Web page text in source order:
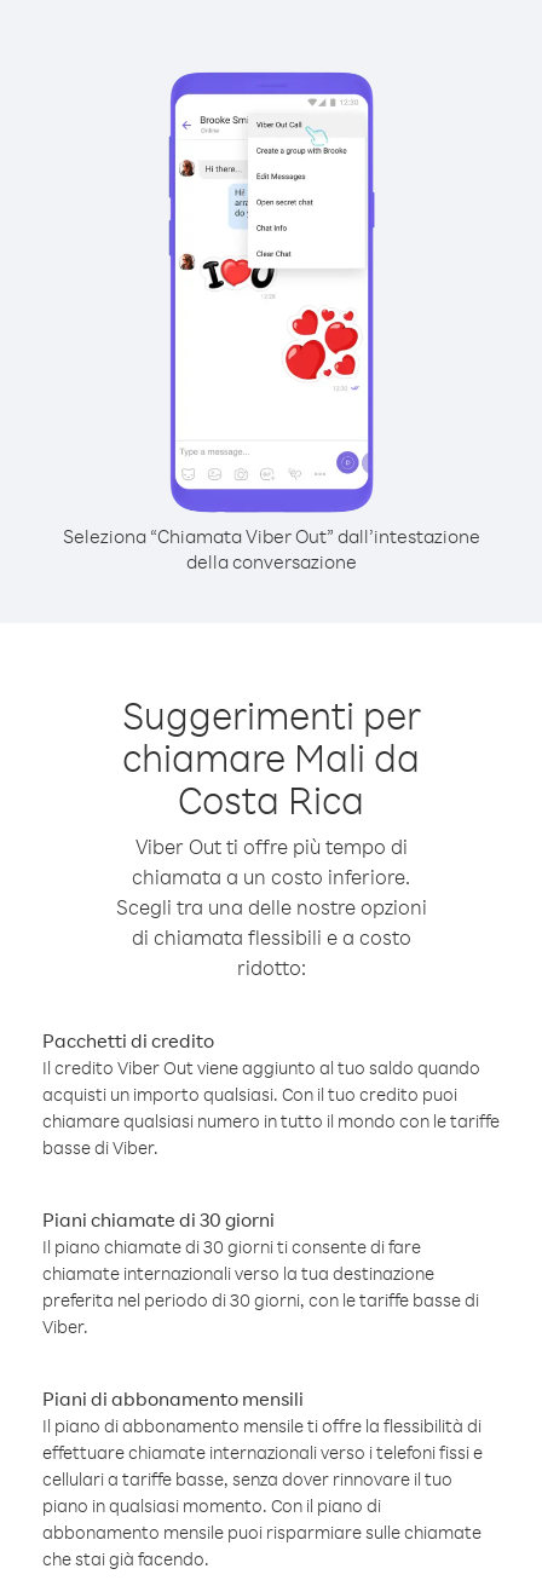
Seleziona “Chiamata Viber Out” dall’intestazione
della conversazione
Suggerimenti per
chiamare Mali da
Costa Rica
Viber Out ti offre più tempo di
chiamata a un costo inferiore.
Scegli tra una delle nostre opzioni
di chiamata flessibili e a costo
ridotto:
Pacchetti di credito
Il credito Viber Out viene aggiunto al tuo saldo quando
acquisti un importo qualsiasi. Con il tuo credito puoi
chiamare qualsiasi numero in tutto il mondo con le tariffe
basse di Viber.
Piani chiamate di 30 giorni
Il piano chiamate di 30 giorni ti consente di fare
chiamate internazionali verso la tua destinazione
preferita nel periodo di 30 giorni, con le tariffe basse di
Viber.
Piani di abbonamento mensili
Il piano di abbonamento mensile ti offre la flessibilità di
effettuare chiamate internazionali verso i telefoni fissi e
cellulari a tariffe basse, senza dover rinnovare il tuo
piano in qualsiasi momento. Con il piano di
abbonamento mensile puoi risparmiare sulle chiamate
che stai già facendo.